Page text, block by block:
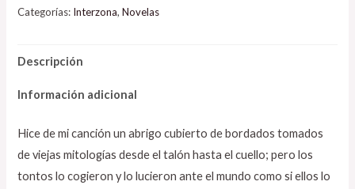
Categorías: Interzona,Novelas
Descripción
Información adicional
Hice de mi canción un abrigo cubierto de bordados tomados
de viejas mitologías desde el talón hasta el cuello; pero los
tontos lo cogieron y lo lucieron ante el mundo como si ellos lo